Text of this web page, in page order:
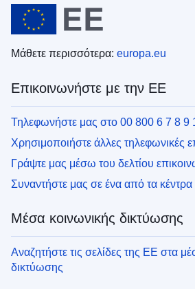
Μάθετε περισσότερα: europa.eu
Επικοινωνήστε με την ΕΕ
Τηλεφωνήστε μας στο 00 800 6 7 8 9
Χρησιμοποιήστε άλλες τηλεφωνικές
Γράψτε μας μέσω του δελτίου
Συναντήστε μας σε ένα από τα
Μέσα κοινωνικής δικτύωσης
Αναζητήστε τις σελίδες της ΕΕ στα
δικτύωσης